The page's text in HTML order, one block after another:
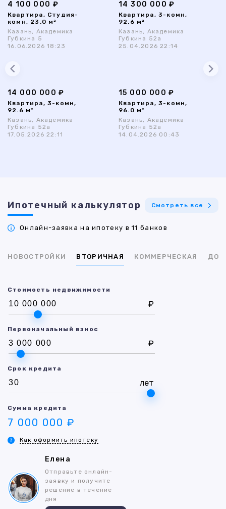
4 100 000 ₽
Квартира, Студия-
комн, 23.0 м²
Казань, Академика
Губкина 5
16.06.2026 18:23
14 300 000 ₽
Квартира, 3-комн,
92.6 м²
Казань, Академика
Губкина 52а
25.04.2026 22:14
14 000 000 ₽
Квартира, 3-комн,
92.6 м²
Казань, Академика
Губкина 52а
17.05.2026 22:11
15 000 000 ₽
Квартира, 3-комн,
96.0 м²
Казань, Академика
Губкина 52а
14.04.2026 00:43
Ипотечный калькулятор Смотреть все
Онлайн-заявка на ипотеку в 11 банков
НОВОСТРОЙКИ ВТОРИЧНАЯ КОММЕРЧЕСКАЯ ДОМ
Стоимость недвижимости
₽
Первоначальный взнос
₽
Срок кредита
лет
Сумма кредита
7 000 000 ₽
Как оформить ипотеку
Елена
Отправьте онлайн-
заявку и получите
решение в течение
дня